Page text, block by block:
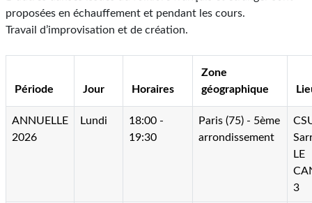
proposées en échauffement et pendant les cours.
Travail d’improvisation et de création.
Période Jour Horaires
Zone
géographique
ANNUELLE
2026
Lundi
18:00 -
19:30
Paris (75) - 5ème
arrondissement
LE
3